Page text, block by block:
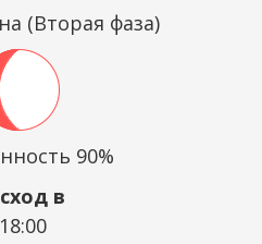
(Вторая фаза)
90%
в